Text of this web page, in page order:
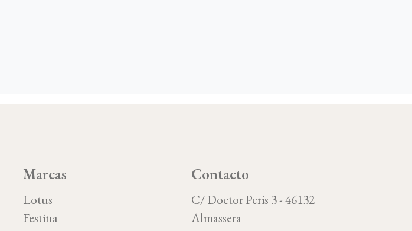
Marcas
Lotus
Festina
Contacto
C/ Doctor Peris 3 - 46132
Almassera